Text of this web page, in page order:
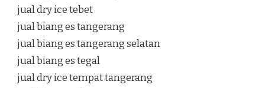
jual dry ice tebet
jual biang es tangerang
jual biang es tangerang selatan
jual biang es tegal
jual dry ice tempat tangerang